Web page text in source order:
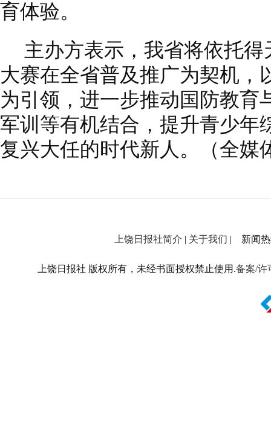
育体验。
主办方表示，我省将依托
大赛在全省普及推广为契机，
为引领，进一步推动国防教育
军训等有机结合，提升青少年
复兴大任的时代新人。（全媒
上饶日报社简介 | 关于我们 | 新闻热
上饶日报社 版权所有，未经书面授权禁止使用.备案/许